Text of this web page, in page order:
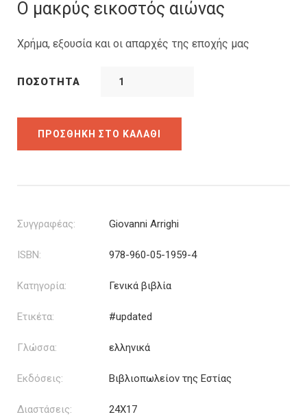
32.00€.είναι:
28.80€.
Ο μακρύς εικοστός αιώνας
Χρήμα, εξουσία και οι απαρχές της εποχής μας
ΠΟΣΌΤΗΤΑ
ΠΡΟΣΘΉΚΗ ΣΤΟ ΚΑΛΆΘΙ
Συγγραφέας: Giovanni Arrighi
ISBN: 978-960-05-1959-4
Κατηγορία: Γενικά βιβλία
Ετικέτα: #updated
Γλώσσα: ελληνικά
Εκδόσεις: Βιβλιοπωλείον της Εστίας
Διαστάσεις: 24Χ17